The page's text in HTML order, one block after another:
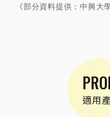
《部分資料提供：中興
適用